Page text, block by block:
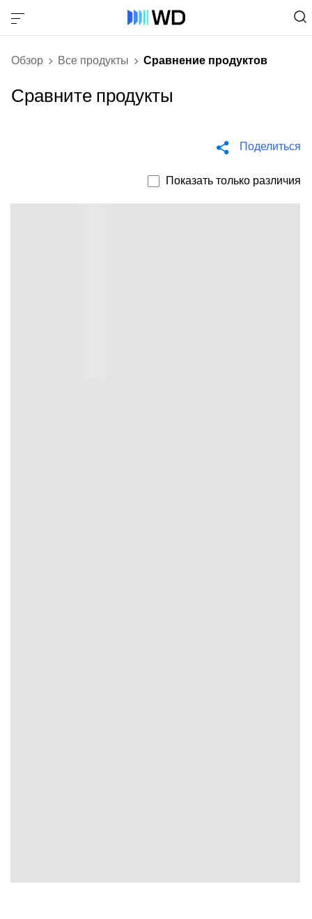
Обзор Все продукты Сравнение продуктов
Сравните продукты
Поделиться
Показать только различия